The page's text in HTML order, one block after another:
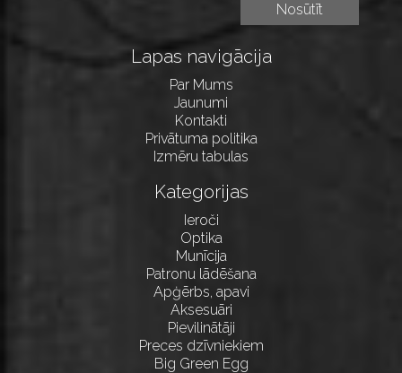
Lapas navigācija
Par Mums
Jaunumi
Kontakti
Privātuma politika
Izmēru tabulas
Kategorijas
Ieroči
Optika
Munīcija
Patronu lādēšana
Apģērbs, apavi
Aksesuāri
Pievilinātāji
Preces dzīvniekiem
Big Green Egg